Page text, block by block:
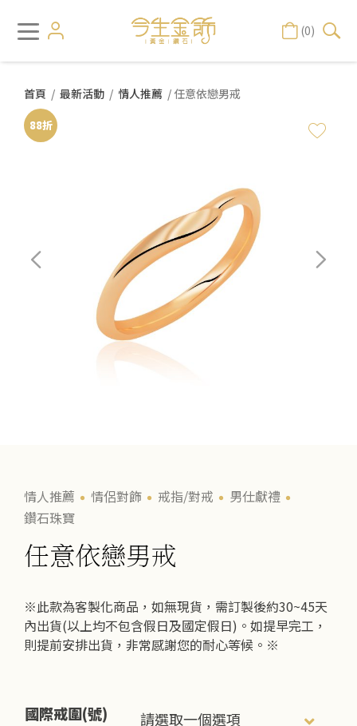
(0)
首頁 / 最新活動 / 情人推薦 / 任意依戀男戒
88折
情人推薦 情侶對飾 戒指/對戒
男仕獻禮
鑽石珠寶
任意依戀男戒
※此款為客製化商品，如無現貨，需訂製後約30~45天
內出貨(以上均不包含假日及國定假日)。如提早完工，
則提前安排出貨，非常感謝您的耐心等候。※
國際戒圍(號)